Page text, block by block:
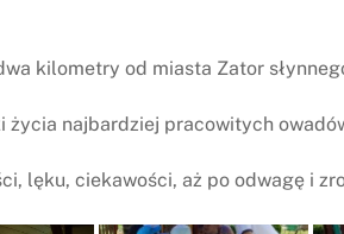
kilometry od miasta Zator
najbardziej pracowitych
lęku, ciekawości, aż po odwagę i